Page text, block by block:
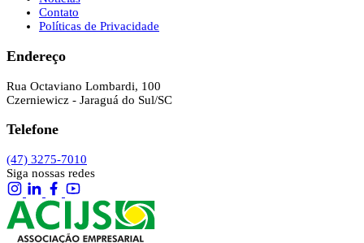
Contato
Políticas de Privacidade
Endereço
Rua Octaviano Lombardi, 100
Czerniewicz - Jaraguá do Sul/SC
Telefone
(47) 3275-7010
Siga nossas redes